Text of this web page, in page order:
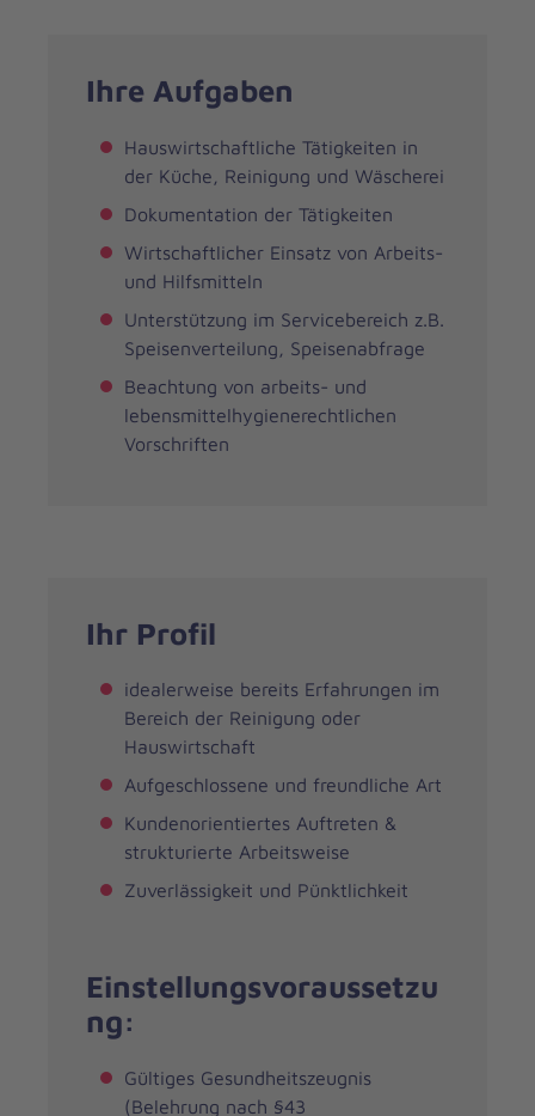
Ihre Aufgaben
Hauswirtschaftliche Tätigkeiten in
der Küche, Reinigung und Wäscherei
Dokumentation der Tätigkeiten
Wirtschaftlicher Einsatz von Arbeits-
und Hilfsmitteln
Unterstützung im Servicebereich z.B.
Speisenverteilung, Speisenabfrage
Beachtung von arbeits- und
lebensmittelhygienerechtlichen
Vorschriften
Ihr Profil
idealerweise bereits Erfahrungen im
Bereich der Reinigung oder
Hauswirtschaft
Aufgeschlossene und freundliche Art
Kundenorientiertes Auftreten &
strukturierte Arbeitsweise
Zuverlässigkeit und Pünktlichkeit
Einstellungsvoraussetzu
ng:
Gültiges Gesundheitszeugnis
(Belehrung nach §43